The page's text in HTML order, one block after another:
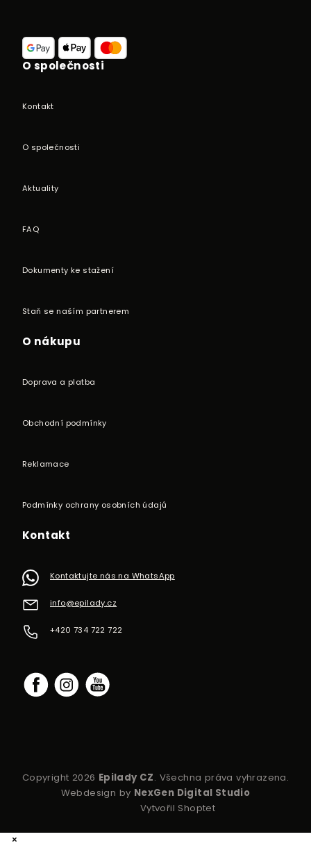
O společnosti
Kontakt
O společnosti
Aktuality
FAQ
Dokumenty ke stažení
Staň se naším partnerem
O nákupu
Doprava a platba
Obchodní podmínky
Reklamace
Podmínky ochrany osobních údajů
Kontakt
Kontaktujte nás na WhatsApp
info@epilady.cz
+420 734 722 722
Copyright 2026 Epilady CZ. Všechna práva vyhrazena.
Webdesign by NexGen Digital Studio
Vytvořil Shoptet
×